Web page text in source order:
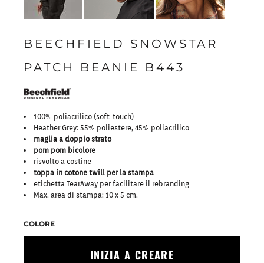
BEECHFIELD SNOWSTAR
PATCH BEANIE B443
100% poliacrilico (soft-touch)
Heather Grey: 55% poliestere, 45% poliacrilico
maglia a doppio strato
pom pom bicolore
risvolto a costine
toppa in cotone twill per la stampa
etichetta TearAway per facilitare il rebranding
Max. area di stampa: 10 x 5 cm.
COLORE
INIZIA A CREARE